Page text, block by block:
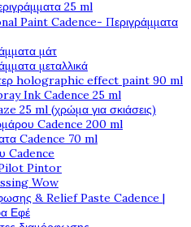
25 ml
Paint Cadence- Περιγράμματα
μάτ
μεταλλικά
holographic effect paint 90 ml
Ink Cadence 25 ml
25 ml (χρώμα για σκιάσεις)
Cadence 200 ml
Cadence 70 ml
Cadence
Pintor
Wow
& Relief Paste Cadence |
Εφέ